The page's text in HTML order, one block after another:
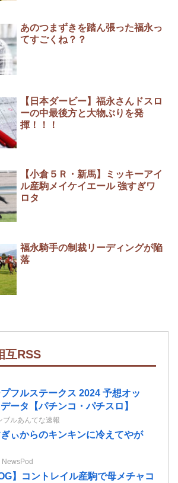
あのつまずきを踏ん張った福永っ
てすごくね？？
【日本ダービー】福永さんドスロ
ーの中最後方と大物ぶりを発
揮！！！
【小倉５Ｒ・新馬】ミッキーアイ
ル産駒メイケイエール 強すぎワ
ロタ
福永騎手の制裁リーディングが陥
落
互RSS
フルステークス 2024 予想オッ
ータ【パチンコ・パチスロ】
ブルあんてな速報
ぃからのキンキンに冷えてやが
NewsPod
】コントレイル産駒で母メチャコ